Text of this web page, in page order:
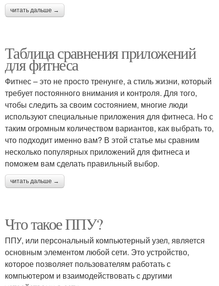
читать дальше →
Таблица сравнения приложений
для фитнеса
Фитнес – это не просто тренунге, а стиль жизни, который
требует постоянного внимания и контроля. Для того,
чтобы следить за своим состоянием, многие люди
используют специальные приложения для фитнеса. Но с
таким огромным количеством вариантов, как выбрать то,
что подходит именно вам? В этой статье мы сравним
несколько популярных приложений для фитнеса и
поможем вам сделать правильный выбор.
читать дальше →
Что такое ППУ?
ППУ, или персональный компьютерный узел, является
основным элементом любой сети. Это устройство,
которое позволяет пользователям работать с
компьютером и взаимодействовать с другими